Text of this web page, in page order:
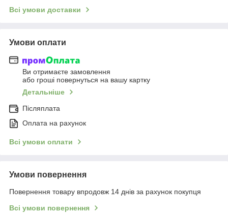
Всі умови доставки
Умови оплати
Ви отримаєте замовлення
або гроші повернуться на вашу картку
Детальніше
Післяплата
Оплата на рахунок
Всі умови оплати
Умови повернення
Повернення товару впродовж 14 днів за рахунок покупця
Всі умови повернення